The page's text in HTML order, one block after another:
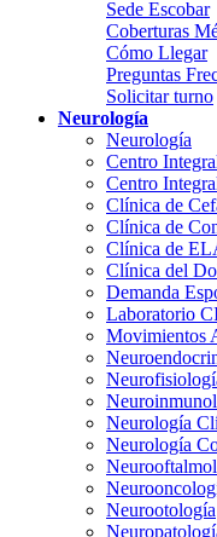
Sede Escobar
Coberturas
Cómo Llegar
Preguntas
Solicitar turno
Neurología
Neurología
Centro
Centro
Clínica de
Clínica de
Clínica de
Clínica del
Demanda
Laboratorio
Movimientos
Neurología
Neurología
Neurootología